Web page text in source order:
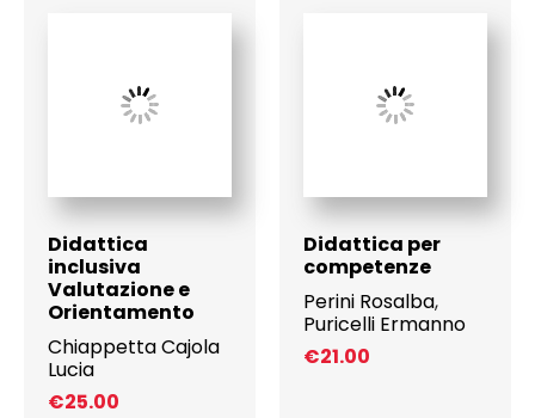
Didattica
inclusiva
Valutazione e
Orientamento
Chiappetta Cajola
Lucia
€25.00
Didattica per
competenze
Perini Rosalba,
Puricelli Ermanno
€21.00